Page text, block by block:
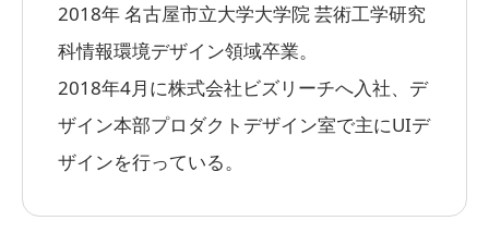
2018年 名古屋市立大学大学院 芸術工学研究
科情報環境デザイン領域卒業。
2018年4月に株式会社ビズリーチへ入社、デ
ザイン本部プロダクトデザイン室で主にUIデ
ザインを行っている。